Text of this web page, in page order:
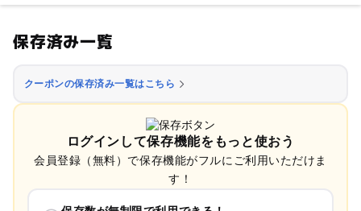
保存済み一覧
クーポンの保存済み一覧はこちら
ログインして保存機能をもっと使おう
会員登録（無料）で保存機能がフルにご利用いただけま
す！